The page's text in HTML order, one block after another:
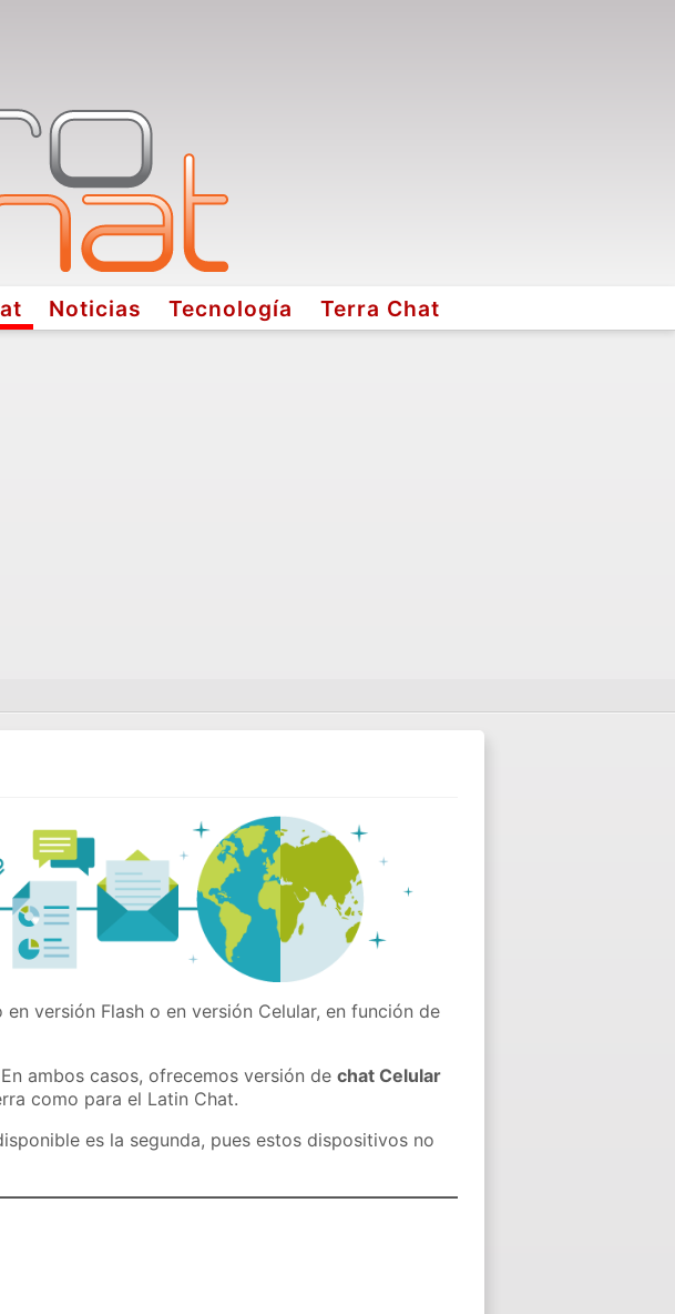
Noticias Tecnología Terra Chat
versión Flash o en versión Celular, en función de
ambos casos, ofrecemos versión dechat Celular
como para el Latin Chat.
es la segunda, pues estos dispositivos no